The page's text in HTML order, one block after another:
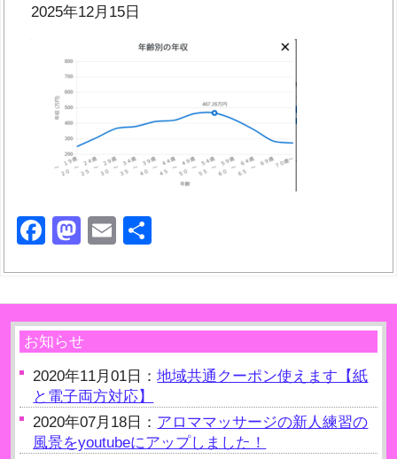
2025年12月15日
Facebook
Mastodon
Email
お知らせ
2020年11月01日：地域共通クーポン使えます【紙
と電子両方対応】
2020年07月18日： アロママッサージの新人練習の
風景をyoutubeにアップしました！